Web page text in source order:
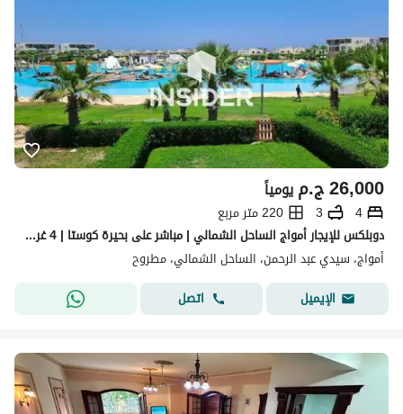
ج.م26,000 يومياً
4
3
220 متر مربع
دوبلكس للإيجار أمواج الساحل الشمالي | مباشر على بحيرة كوستا | 4 غرف نوم | 3 حمام | غرفة ناني بحمام | مكيف بالكامل | مطبخ مجهز بالكامل | دوبلكس مفروش |
أمواج، سيدي عبد الرحمن، الساحل الشمالي، مطروح
الإيميل
اتصل